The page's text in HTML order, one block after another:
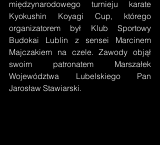
międzynarodowego turnieju karate
Kyokushin Koyagi Cup, którego
organizatorem był Klub Sportowy
Budokai Lublin z sensei Marcinem
Majczakiem na czele. Zawody objął
swoim patronatem Marszałek
Województwa Lubelskiego Pan
Jarosław Stawiarski.